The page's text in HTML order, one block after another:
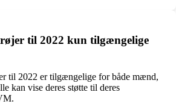
til 2022 kun tilgængelige
til 2022 er tilgængelige for både mænd,
kan vise deres støtte til deres